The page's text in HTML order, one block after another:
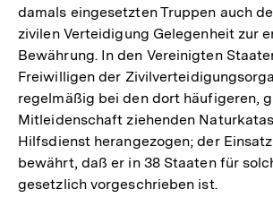
damals eingesetzten Truppen auch
zivilen Verteidigung Gelegenheit zur
Bewährung. In den Vereinigten
Freiwilligen der
regelmäßig bei den dort häufigeren,
Mitleidenschaft ziehenden
Hilfsdienst herangezogen; der
bewährt, daß er in 38 Staaten für
gesetzlich vorgeschrieben ist.